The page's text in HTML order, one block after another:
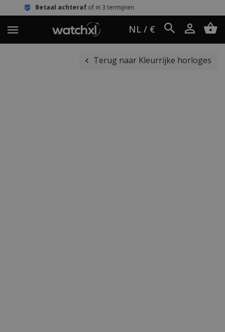
of in 3 termijnen
NL / €
Terug naar Kleurrijke horloges